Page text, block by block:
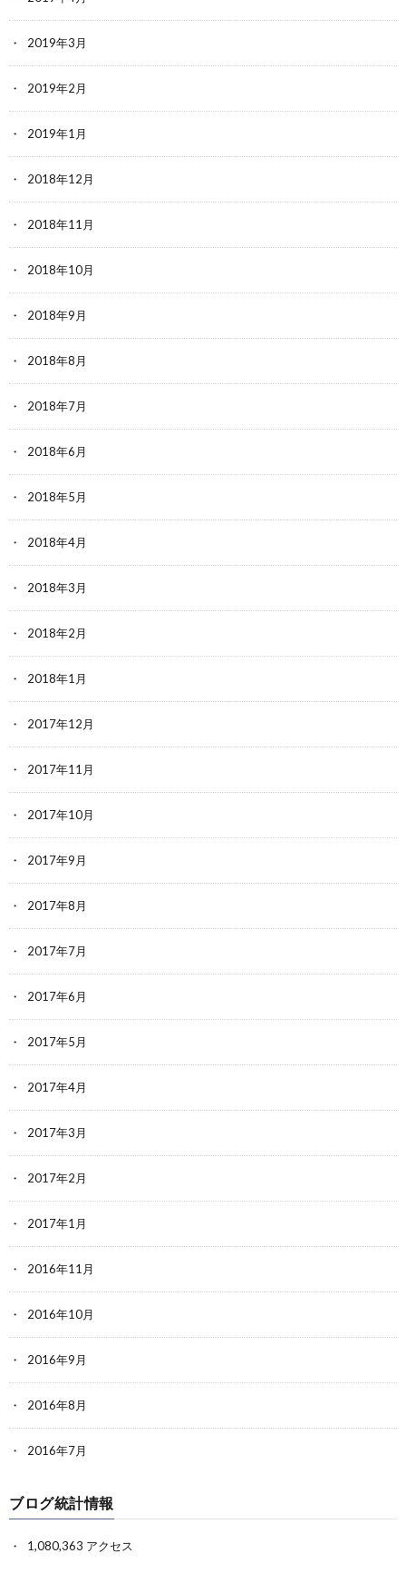
2019年3月
2019年2月
2019年1月
2018年12月
2018年11月
2018年10月
2018年9月
2018年8月
2018年7月
2018年6月
2018年5月
2018年4月
2018年3月
2018年2月
2018年1月
2017年12月
2017年11月
2017年10月
2017年9月
2017年8月
2017年7月
2017年6月
2017年5月
2017年4月
2017年3月
2017年2月
2017年1月
2016年11月
2016年10月
2016年9月
2016年8月
2016年7月
ブログ統計情報
1,080,363 アクセス